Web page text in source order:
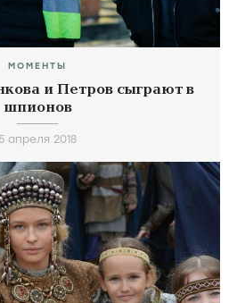
МОМЕНТЫ
и Петров сыграют в
шпионов
5 апреля 2018